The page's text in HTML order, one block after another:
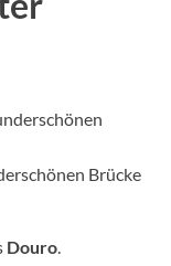
Brücke
Douro.